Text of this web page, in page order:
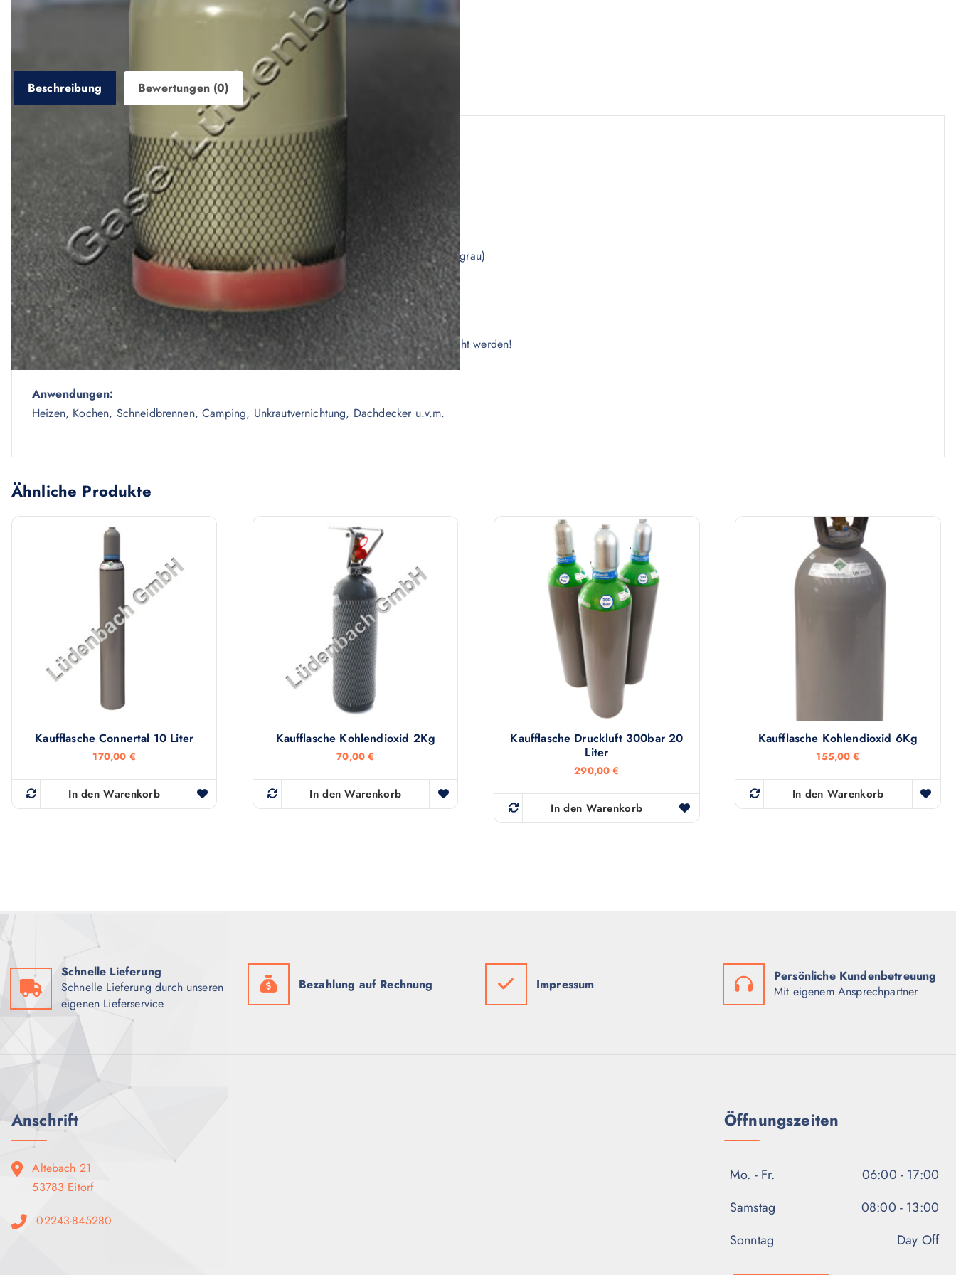
Beschreibung Bewertungen (0)
Beschreibung
fabrikneue Eigentumsgasflasche aus europäischer Herstellung
TÜV-Abnahme im Rahmen der Herstellung
inkl. Qualitätsventil nach DIN 477 Nr. 2 / Anschluss: W 21,8 x 1/14″ links
inkl. Schutzkappe/Plastikkappe, Ventilschutz nach EN 962
inkl. Farbgebung, Pulverlackbeschichtung „longlife“ nach Norm RAL 7037 (staubgrau)
inkl. neutrale Prägung (Ihr Eigentum, freie Flasche für das Tauschflaschensystem)
inkl. EU Zulassung, Kennzeichnung
Füllung:
Die graue Eigentumsflasche kann deutschlandweit befüllt oder (leer gegen voll) getauscht werden!
Es gibt über 2500 Tauschstationen, Fachhändler, Baumärkte, Getränkehändler etc.
Anwendungen:
Heizen, Kochen, Schneidbrennen, Camping, Unkrautvernichtung, Dachdecker u.v.m.
Ähnliche Produkte
Kaufflasche Connertal 10 Liter
170,00 €
In den Warenkorb
Kaufflasche Kohlendioxid 2Kg
70,00€
In den Warenkorb
Kaufflasche Druckluft 300bar 20
Liter
290,00€
In den Warenkorb
Kaufflasche Kohlendioxid 6Kg
155,00€
In den Warenkorb
Schnelle Lieferung
Schnelle Lieferung durch unseren
eigenen Lieferservice
Bezahlung auf Rechnung Impressum
Persönliche Kundenbetreuung
Mit eigenem Ansprechpartner
Anschrift
Altebach 21
53783 Eitorf
02243-845280
Öffnungszeiten
Mo. - Fr.
06:00 - 17:00
Samstag
08:00 - 13:00
Sonntag
Day Off